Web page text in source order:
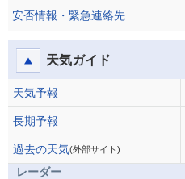
安否情報・緊急連絡先
天気ガイド
天気予報
長期予報
過去の天気(外部サイト)
レーダー